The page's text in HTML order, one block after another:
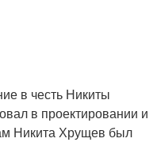
в честь Никиты
в проектировании и
Никита Хрущев был